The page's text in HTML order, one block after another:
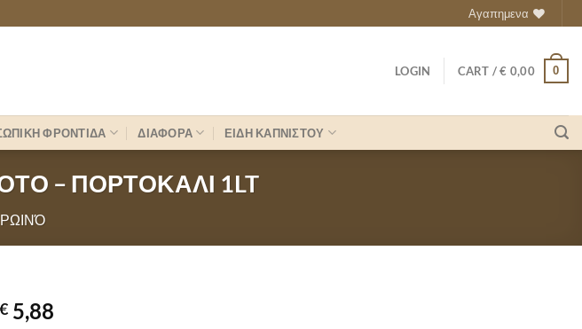
Αγαπημενα
LOGIN CART /€ 0,00 0
ΦΡΟΝΤΙΔΑ ΔΙΑΦΟΡΑ ΕΙΔΗ ΚΑΠΝΙΣΤΟΥ
– ΠΟΡΤΟΚΑΛΙ 1LT
€ 5,88